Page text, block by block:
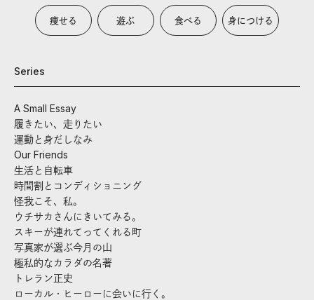
痩せる 遊ぶ 食べる 身につける
Series
A Small Essay
履きたい、走りたい
運動と身だしなみ
Our Friends
生活と自転車
時間割とコンディショニング
怪我こそ、私。
ウチサカさんにきいてみる。
スキーが連れてってくれる町
写真家が選ぶ今月の山
極私的なカラダの名著
トレラン正史
ローカル・ヒーローに会いに行く。